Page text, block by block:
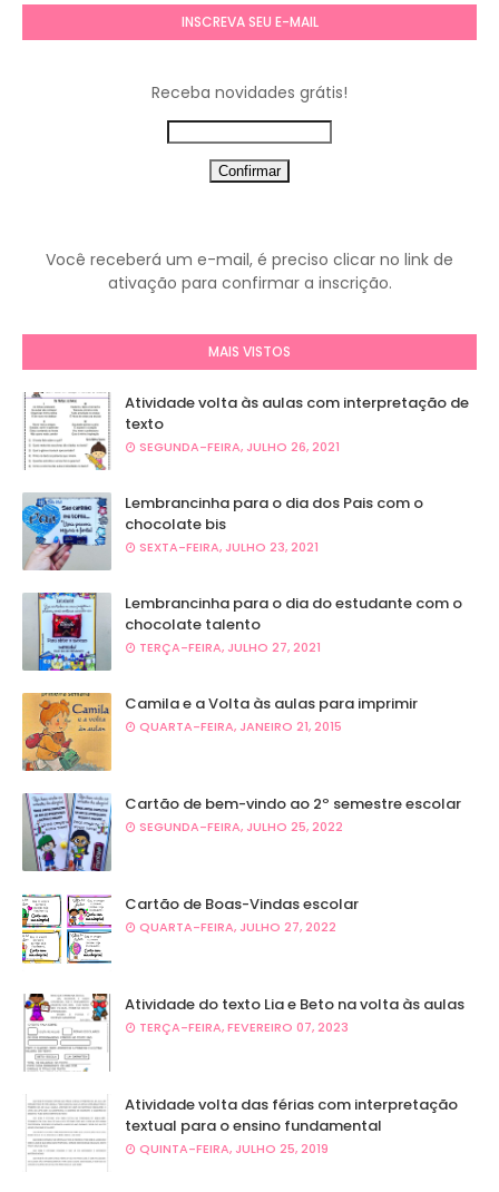
INSCREVA SEU E-MAIL
Receba novidades grátis!
Você receberá um e-mail, é preciso clicar no link de
ativação para confirmar a inscrição.
MAIS VISTOS
Atividade volta às aulas com interpretação de
texto
SEGUNDA-FEIRA, JULHO 26, 2021
Lembrancinha para o dia dos Pais com o
chocolate bis
SEXTA-FEIRA, JULHO 23, 2021
Lembrancinha para o dia do estudante com o
chocolate talento
TERÇA-FEIRA, JULHO 27, 2021
Camila e a Volta às aulas para imprimir
QUARTA-FEIRA, JANEIRO 21, 2015
Cartão de bem-vindo ao 2º semestre escolar
SEGUNDA-FEIRA, JULHO 25, 2022
Cartão de Boas-Vindas escolar
QUARTA-FEIRA, JULHO 27, 2022
Atividade do texto Lia e Beto na volta às aulas
TERÇA-FEIRA, FEVEREIRO 07, 2023
Atividade volta das férias com interpretação
textual para o ensino fundamental
QUINTA-FEIRA, JULHO 25, 2019